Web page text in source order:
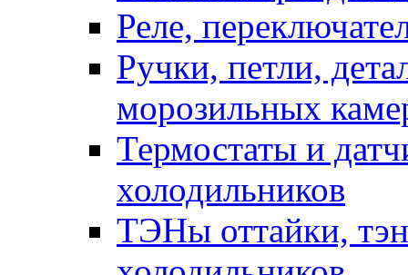
Реле,
Ручки, петли,
морозильных
Термостаты и
холодильников
ТЭНы оттайки,